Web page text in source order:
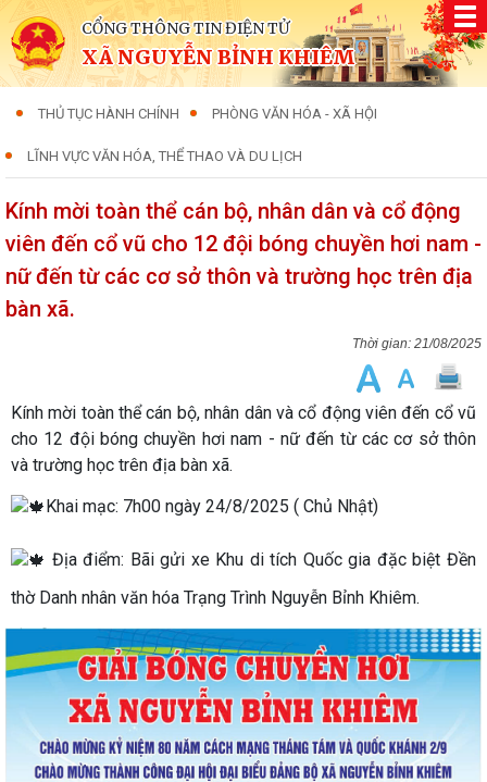
CỔNG THÔNG TIN ĐIỆN TỬ
XÃ NGUYỄN BỈNH KHIÊM
THỦ TỤC HÀNH CHÍNH PHÒNG VĂN HÓA - XÃ HỘI
LĨNH VỰC VĂN HÓA, THỂ THAO VÀ DU LỊCH
Kính mời toàn thể cán bộ, nhân dân và cổ động
viên đến cổ vũ cho 12 đội bóng chuyền hơi nam -
nữ đến từ các cơ sở thôn và trường học trên địa
bàn xã.
21/08/2025
Kính mời toàn thể cán bộ, nhân dân và cổ động viên đến cổ vũ
cho 12 đội bóng chuyền hơi nam - nữ đến từ các cơ sở thôn
và trường học trên địa bàn xã.
Khai mạc: 7h00 ngày 24/8/2025 ( Chủ Nhật)
Địa điểm: Bãi gửi xe Khu di tích Quốc gia đặc biệt Đền
thờ Danh nhân văn hóa Trạng Trình Nguyễn Bỉnh Khiêm.